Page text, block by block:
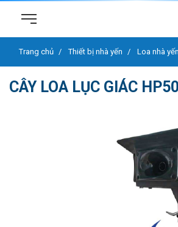
Trang chủ Thiết bị nhà yến Loa nhà yến
CÂY LOA LỤC GIÁC